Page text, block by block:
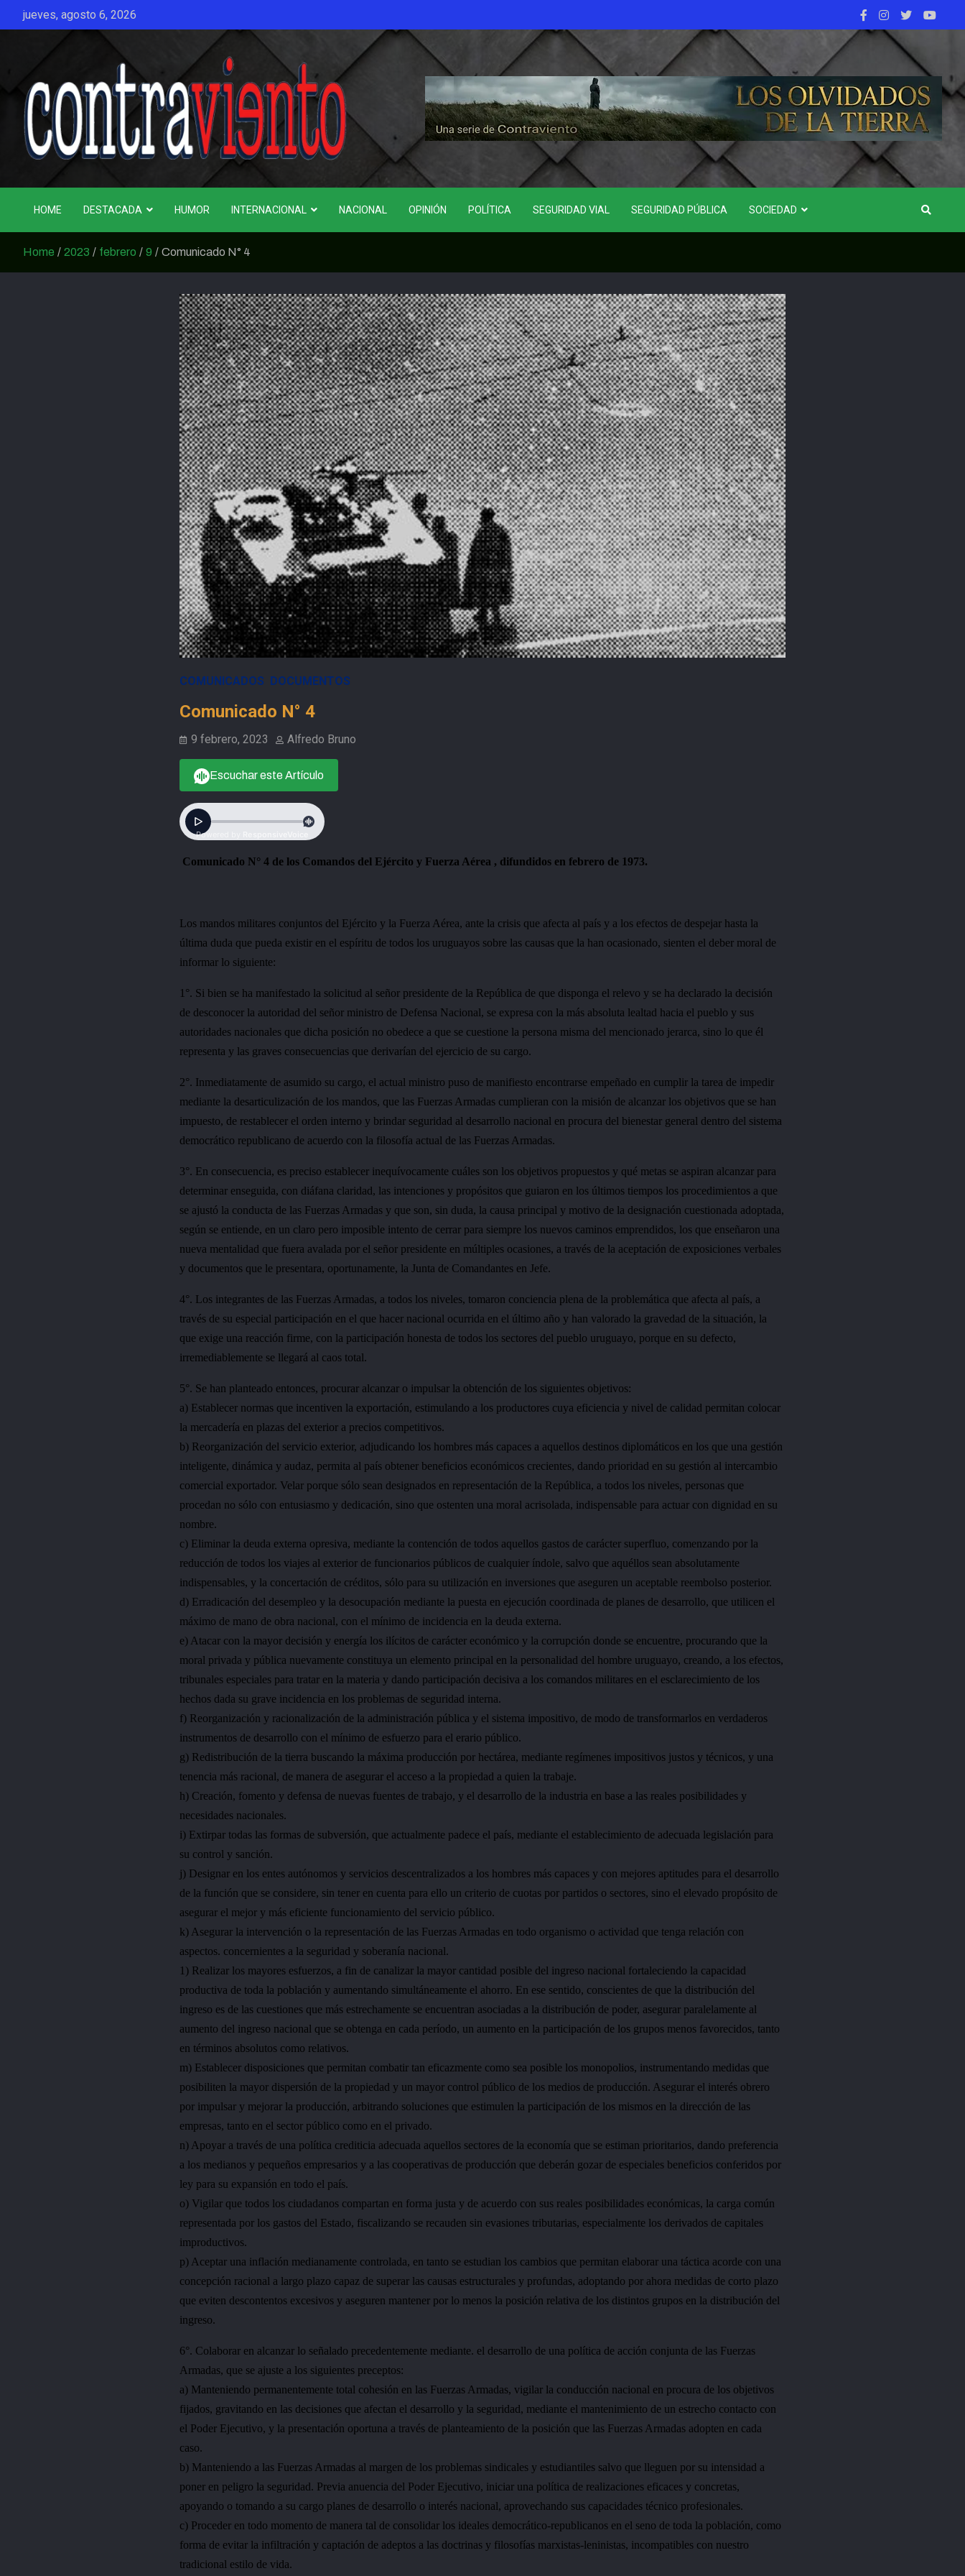
jueves, agosto 6, 2026
CONTRAVIENTO
HOME DESTACADA HUMOR INTERNACIONAL NACIONAL OPINIÓN POLÍTICA SEGURIDAD VIAL SEGURIDAD PÚBLICA SOCIEDAD
Home 2023 febrero 9 Comunicado N° 4
COMUNICADOS DOCUMENTOS
Comunicado N° 4
9 febrero, 2023 Alfredo Bruno
Escuchar este Artículo
Comunicado N° 4 de los Comandos del Ejército y Fuerza Aérea , difundidos en febrero de 1973.
Los mandos militares conjuntos del Ejército y la Fuerza Aérea, ante la crisis que afecta al país y a los efectos de despejar hasta la
última duda que pueda existir en el espíritu de todos los uruguayos sobre las causas que la han ocasionado, sienten el deber moral de
informar lo siguiente:
1°. Si bien se ha manifestado la solicitud al señor presidente de la República de que disponga el relevo y se ha declarado la decisión
de desconocer la autoridad del señor ministro de Defensa Nacional, se expresa con la más absoluta lealtad hacia el pueblo y sus
autoridades nacionales que dicha posición no obedece a que se cuestione la persona misma del mencionado jerarca, sino lo que él
representa y las graves consecuencias que derivarían del ejercicio de su cargo.
2°. Inmediatamente de asumido su cargo, el actual ministro puso de manifiesto encontrarse empeñado en cumplir la tarea de impedir
mediante la desarticulización de los mandos, que las Fuerzas Armadas cumplieran con la misión de alcanzar los objetivos que se han
impuesto, de restablecer el orden interno y brindar seguridad al desarrollo nacional en procura del bienestar general dentro del sistema
democrático republicano de acuerdo con la filosofía actual de las Fuerzas Armadas.
3°. En consecuencia, es preciso establecer inequívocamente cuáles son los objetivos propuestos y qué metas se aspiran alcanzar para
determinar enseguida, con diáfana claridad, las intenciones y propósitos que guiaron en los últimos tiempos los procedimientos a que
se ajustó la conducta de las Fuerzas Armadas y que son, sin duda, la causa principal y motivo de la designación cuestionada adoptada,
según se entiende, en un claro pero imposible intento de cerrar para siempre los nuevos caminos emprendidos, los que enseñaron una
nueva mentalidad que fuera avalada por el señor presidente en múltiples ocasiones, a través de la aceptación de exposiciones verbales
y documentos que le presentara, oportunamente, la Junta de Comandantes en Jefe.
4°. Los integrantes de las Fuerzas Armadas, a todos los niveles, tomaron conciencia plena de la problemática que afecta al país, a
través de su especial participación en el que hacer nacional ocurrida en el último año y han valorado la gravedad de la situación, la
que exige una reacción firme, con la participación honesta de todos los sectores del pueblo uruguayo, porque en su defecto,
irremediablemente se llegará al caos total.
5°. Se han planteado entonces, procurar alcanzar o impulsar la obtención de los siguientes objetivos:
a) Establecer normas que incentiven la exportación, estimulando a los productores cuya eficiencia y nivel de calidad permitan colocar
la mercadería en plazas del exterior a precios competitivos.
b) Reorganización del servicio exterior, adjudicando los hombres más capaces a aquellos destinos diplomáticos en los que una gestión
inteligente, dinámica y audaz, permita al país obtener beneficios económicos crecientes, dando prioridad en su gestión al intercambio
comercial exportador. Velar porque sólo sean designados en representación de la República, a todos los niveles, personas que
procedan no sólo con entusiasmo y dedicación, sino que ostenten una moral acrisolada, indispensable para actuar con dignidad en su
nombre.
c) Eliminar la deuda externa opresiva, mediante la contención de todos aquellos gastos de carácter superfluo, comenzando por la
reducción de todos los viajes al exterior de funcionarios públicos de cualquier índole, salvo que aquéllos sean absolutamente
indispensables, y la concertación de créditos, sólo para su utilización en inversiones que aseguren un aceptable reembolso posterior.
d) Erradicación del desempleo y la desocupación mediante la puesta en ejecución coordinada de planes de desarrollo, que utilicen el
máximo de mano de obra nacional, con el mínimo de incidencia en la deuda externa.
e) Atacar con la mayor decisión y energía los ilícitos de carácter económico y la corrupción donde se encuentre, procurando que la
moral privada y pública nuevamente constituya un elemento principal en la personalidad del hombre uruguayo, creando, a los efectos,
tribunales especiales para tratar en la materia y dando participación decisiva a los comandos militares en el esclarecimiento de los
hechos dada su grave incidencia en los problemas de seguridad interna.
f) Reorganización y racionalización de la administración pública y el sistema impositivo, de modo de transformarlos en verdaderos
instrumentos de desarrollo con el mínimo de esfuerzo para el erario público.
g) Redistribución de la tierra buscando la máxima producción por hectárea, mediante regímenes impositivos justos y técnicos, y una
tenencia más racional, de manera de asegurar el acceso a la propiedad a quien la trabaje.
h) Creación, fomento y defensa de nuevas fuentes de trabajo, y el desarrollo de la industria en base a las reales posibilidades y
necesidades nacionales.
i) Extirpar todas las formas de subversión, que actualmente padece el país, mediante el establecimiento de adecuada legislación para
su control y sanción.
j) Designar en los entes autónomos y servicios descentralizados a los hombres más capaces y con mejores aptitudes para el desarrollo
de la función que se considere, sin tener en cuenta para ello un criterio de cuotas por partidos o sectores, sino el elevado propósito de
asegurar el mejor y más eficiente funcionamiento del servicio público.
k) Asegurar la intervención o la representación de las Fuerzas Armadas en todo organismo o actividad que tenga relación con
aspectos. concernientes a la seguridad y soberanía nacional.
1) Realizar los mayores esfuerzos, a fin de canalizar la mayor cantidad posible del ingreso nacional fortaleciendo la capacidad
productiva de toda la población y aumentando simultáneamente el ahorro. En ese sentido, conscientes de que la distribución del
ingreso es de las cuestiones que más estrechamente se encuentran asociadas a la distribución de poder, asegurar paralelamente al
aumento del ingreso nacional que se obtenga en cada período, un aumento en la participación de los grupos menos favorecidos, tanto
en términos absolutos como relativos.
m) Establecer disposiciones que permitan combatir tan eficazmente como sea posible los monopolios, instrumentando medidas que
posibiliten la mayor dispersión de la propiedad y un mayor control público de los medios de producción. Asegurar el interés obrero
por impulsar y mejorar la producción, arbitrando soluciones que estimulen la participación de los mismos en la dirección de las
empresas, tanto en el sector público como en el privado.
n) Apoyar a través de una política crediticia adecuada aquellos sectores de la economía que se estiman prioritarios, dando preferencia
a los medianos y pequeños empresarios y a las cooperativas de producción que deberán gozar de especiales beneficios conferidos por
ley para su expansión en todo el país.
o) Vigilar que todos los ciudadanos compartan en forma justa y de acuerdo con sus reales posibilidades económicas, la carga común
representada por los gastos del Estado, fiscalizando se recauden sin evasiones tributarias, especialmente los derivados de capitales
improductivos.
p) Aceptar una inflación medianamente controlada, en tanto se estudian los cambios que permitan elaborar una táctica acorde con una
concepción racional a largo plazo capaz de superar las causas estructurales y profundas, adoptando por ahora medidas de corto plazo
que eviten descontentos excesivos y aseguren mantener por lo menos la posición relativa de los distintos grupos en la distribución del
ingreso.
6°. Colaborar en alcanzar lo señalado precedentemente mediante. el desarrollo de una política de acción conjunta de las Fuerzas
Armadas, que se ajuste a los siguientes preceptos:
a) Manteniendo permanentemente total cohesión en las Fuerzas Armadas, vigilar la conducción nacional en procura de los objetivos
fijados, gravitando en las decisiones que afectan el desarrollo y la seguridad, mediante el mantenimiento de un estrecho contacto con
el Poder Ejecutivo, y la presentación oportuna a través de planteamiento de la posición que las Fuerzas Armadas adopten en cada
caso.
b) Manteniendo a las Fuerzas Armadas al margen de los problemas sindicales y estudiantiles salvo que lleguen por su intensidad a
poner en peligro la seguridad. Previa anuencia del Poder Ejecutivo, iniciar una política de realizaciones eficaces y concretas,
apoyando o tomando a su cargo planes de desarrollo o interés nacional, aprovechando sus capacidades técnico profesionales.
c) Proceder en todo momento de manera tal de consolidar los ideales democrático-republicanos en el seno de toda la población, como
forma de evitar la infiltración y captación de adeptos a las doctrinas y filosofías marxistas-leninistas, incompatibles con nuestro
tradicional estilo de vida.